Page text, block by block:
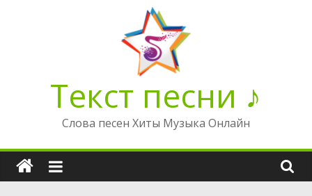
Текст песни ♪
Слова песен Хиты Музыка Онлайн